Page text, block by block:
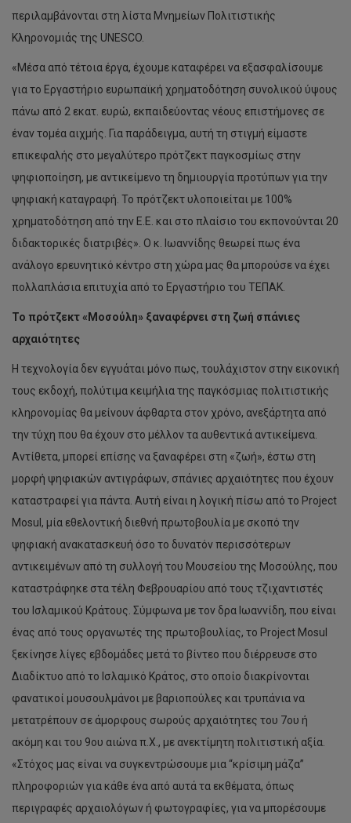
περιλαμβάνονται στη λίστα Μνημείων Πολιτιστικής
Κληρονομιάς της UNESCO.
«Μέσα από τέτοια έργα, έχουμε καταφέρει να εξασφαλίσουμε
για το Εργαστήριο ευρωπαϊκή χρηματοδότηση συνολικού ύψους
πάνω από 2 εκατ. ευρώ, εκπαιδεύοντας νέους επιστήμονες σε
έναν τομέα αιχμής. Για παράδειγμα, αυτή τη στιγμή είμαστε
επικεφαλής στο μεγαλύτερο πρότζεκτ παγκοσμίως στην
ψηφιοποίηση, με αντικείμενο τη δημιουργία προτύπων για την
ψηφιακή καταγραφή. Το πρότζεκτ υλοποιείται με 100%
χρηματοδότηση από την Ε.Ε. και στο πλαίσιο του εκπονούνται 20
διδακτορικές διατριβές». Ο κ. Ιωαννίδης θεωρεί πως ένα
ανάλογο ερευνητικό κέντρο στη χώρα μας θα μπορούσε να έχει
πολλαπλάσια επιτυχία από το Εργαστήριο του ΤΕΠΑΚ.
Το πρότζεκτ «Μοσούλη» ξαναφέρνει στη ζωή σπάνιες
αρχαιότητες
Η τεχνολογία δεν εγγυάται μόνο πως, τουλάχιστον στην εικονική
τους εκδοχή, πολύτιμα κειμήλια της παγκόσμιας πολιτιστικής
κληρονομίας θα μείνουν άφθαρτα στον χρόνο, ανεξάρτητα από
την τύχη που θα έχουν στο μέλλον τα αυθεντικά αντικείμενα.
Αντίθετα, μπορεί επίσης να ξαναφέρει στη «ζωή», έστω στη
μορφή ψηφιακών αντιγράφων, σπάνιες αρχαιότητες που έχουν
καταστραφεί για πάντα. Αυτή είναι η λογική πίσω από το Project
Mosul, μία εθελοντική διεθνή πρωτοβουλία με σκοπό την
ψηφιακή ανακατασκευή όσο το δυνατόν περισσότερων
αντικειμένων από τη συλλογή του Μουσείου της Μοσούλης, που
καταστράφηκε στα τέλη Φεβρουαρίου από τους τζιχαντιστές
του Ισλαμικού Κράτους. Σύμφωνα με τον δρα Ιωαννίδη, που είναι
ένας από τους οργανωτές της πρωτοβουλίας, το Project Mosul
ξεκίνησε λίγες εβδομάδες μετά το βίντεο που διέρρευσε στο
Διαδίκτυο από το Ισλαμικό Κράτος, στο οποίο διακρίνονται
φανατικοί μουσουλμάνοι με βαριοπούλες και τρυπάνια να
μετατρέπουν σε άμορφους σωρούς αρχαιότητες του 7ου ή
ακόμη και του 9ου αιώνα π.Χ., με ανεκτίμητη πολιτιστική αξία.
«Στόχος μας είναι να συγκεντρώσουμε μια “κρίσιμη μάζα”
πληροφοριών για κάθε ένα από αυτά τα εκθέματα, όπως
περιγραφές αρχαιολόγων ή φωτογραφίες, για να μπορέσουμε